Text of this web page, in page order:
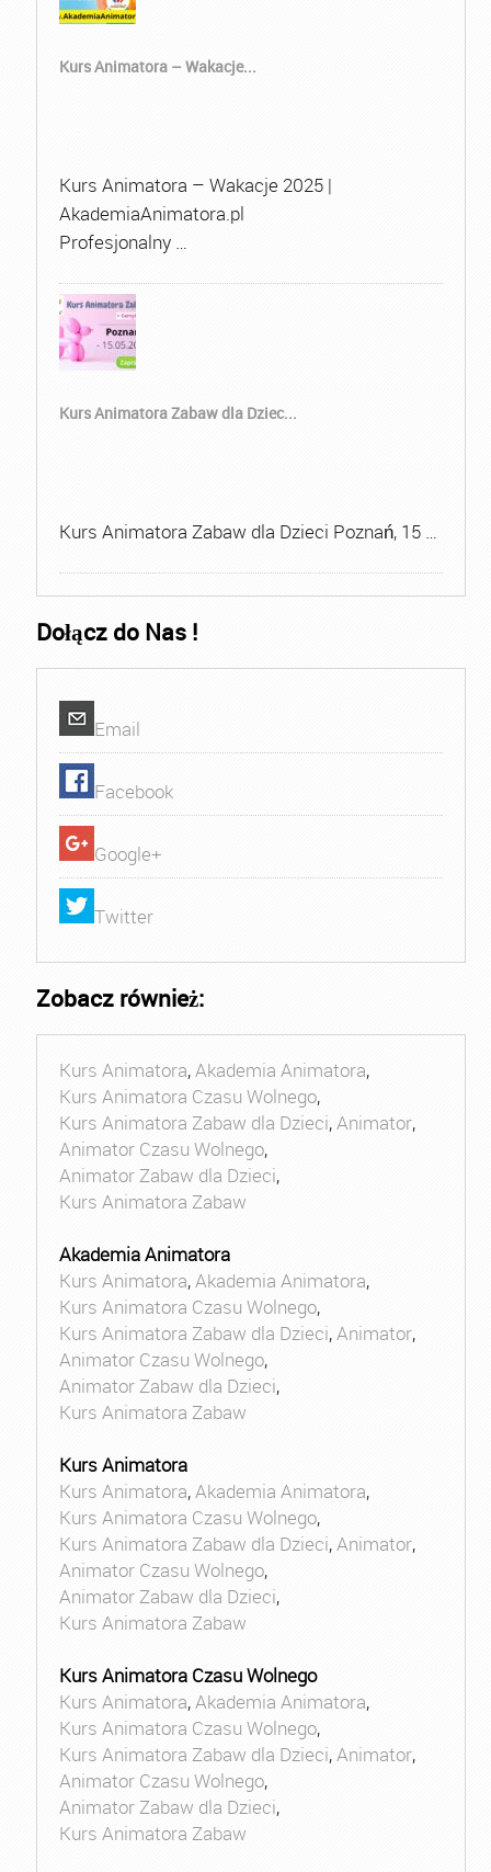
Kurs Animatora – Wakacje...
Kurs Animatora – Wakacje 2025 |
AkademiaAnimatora.pl
Profesjonalny …
Kurs Animatora Zabaw dla Dziec...
Kurs Animatora Zabaw dla Dzieci Poznań, 15 …
Dołącz do Nas !
Email
Facebook
Google+
Twitter
Zobacz również:
Kurs Animatora,Akademia Animatora,
Kurs Animatora Czasu Wolnego,
Kurs Animatora Zabaw dla Dzieci,Animator,
Animator Czasu Wolnego,
Animator Zabaw dla Dzieci,
Kurs Animatora Zabaw
Akademia Animatora
Kurs Animatora,Akademia Animatora,
Kurs Animatora Czasu Wolnego,
Kurs Animatora Zabaw dla Dzieci,Animator,
Animator Czasu Wolnego,
Animator Zabaw dla Dzieci,
Kurs Animatora Zabaw
Kurs Animatora
Kurs Animatora,Akademia Animatora,
Kurs Animatora Czasu Wolnego,
Kurs Animatora Zabaw dla Dzieci,Animator,
Animator Czasu Wolnego,
Animator Zabaw dla Dzieci,
Kurs Animatora Zabaw
Kurs Animatora Czasu Wolnego
Kurs Animatora,Akademia Animatora,
Kurs Animatora Czasu Wolnego,
Kurs Animatora Zabaw dla Dzieci,Animator,
Animator Czasu Wolnego,
Animator Zabaw dla Dzieci,
Kurs Animatora Zabaw